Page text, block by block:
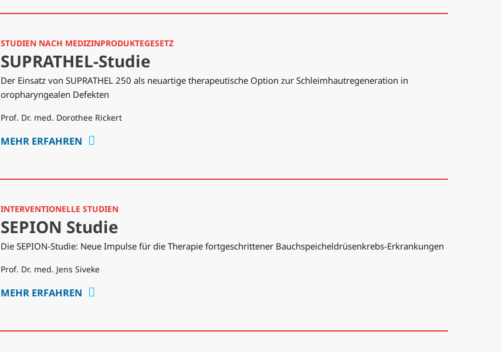
STUDIEN NACH MEDIZINPRODUKTEGESETZ
SUPRATHEL-Studie
Der Einsatz von SUPRATHEL 250 als neuartige therapeutische Option zur Schleimhautregeneration in
oropharyngealen Defekten
Prof. Dr. med. Dorothee Rickert
MEHR ERFAHREN
INTERVENTIONELLE STUDIEN
SEPION Studie
Die SEPION-Studie: Neue Impulse für die Therapie fortgeschrittener Bauchspeicheldrüsenkrebs-Erkrankungen
Prof. Dr. med. Jens Siveke
MEHR ERFAHREN